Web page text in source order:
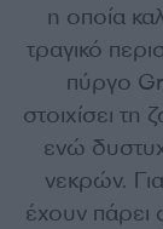
η οποία
τραγικό
πύργο
στοιχίσει
ενώ
νεκρών.
έχουν πάρει